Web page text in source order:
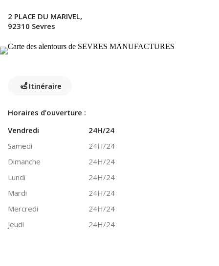
2 PLACE DU MARIVEL,
92310 Sevres
Itinéraire
Horaires d’ouverture :
Vendredi
24H/24
Samedi
24H/24
Dimanche
24H/24
Lundi
24H/24
Mardi
24H/24
Mercredi
24H/24
Jeudi
24H/24